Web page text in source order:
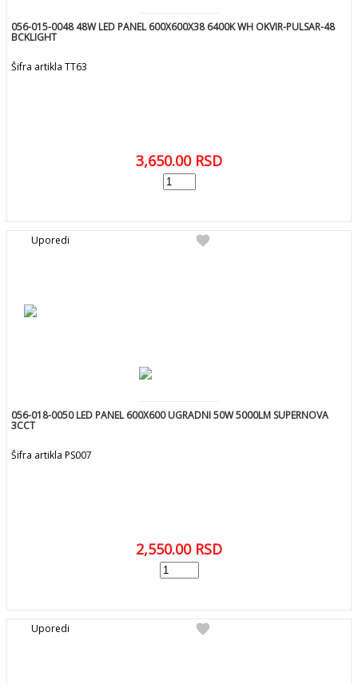
056-015-0048 48W LED PANEL 600X600X38 6400K WH OKVIR-PULSAR-48
BCKLIGHT
Šifra artikla TT63
3,650.00 RSD
favorite
Uporedi
056-018-0050 LED PANEL 600X600 UGRADNI 50W 5000LM SUPERNOVA
3CCT
Šifra artikla PS007
2,550.00 RSD
favorite
Uporedi